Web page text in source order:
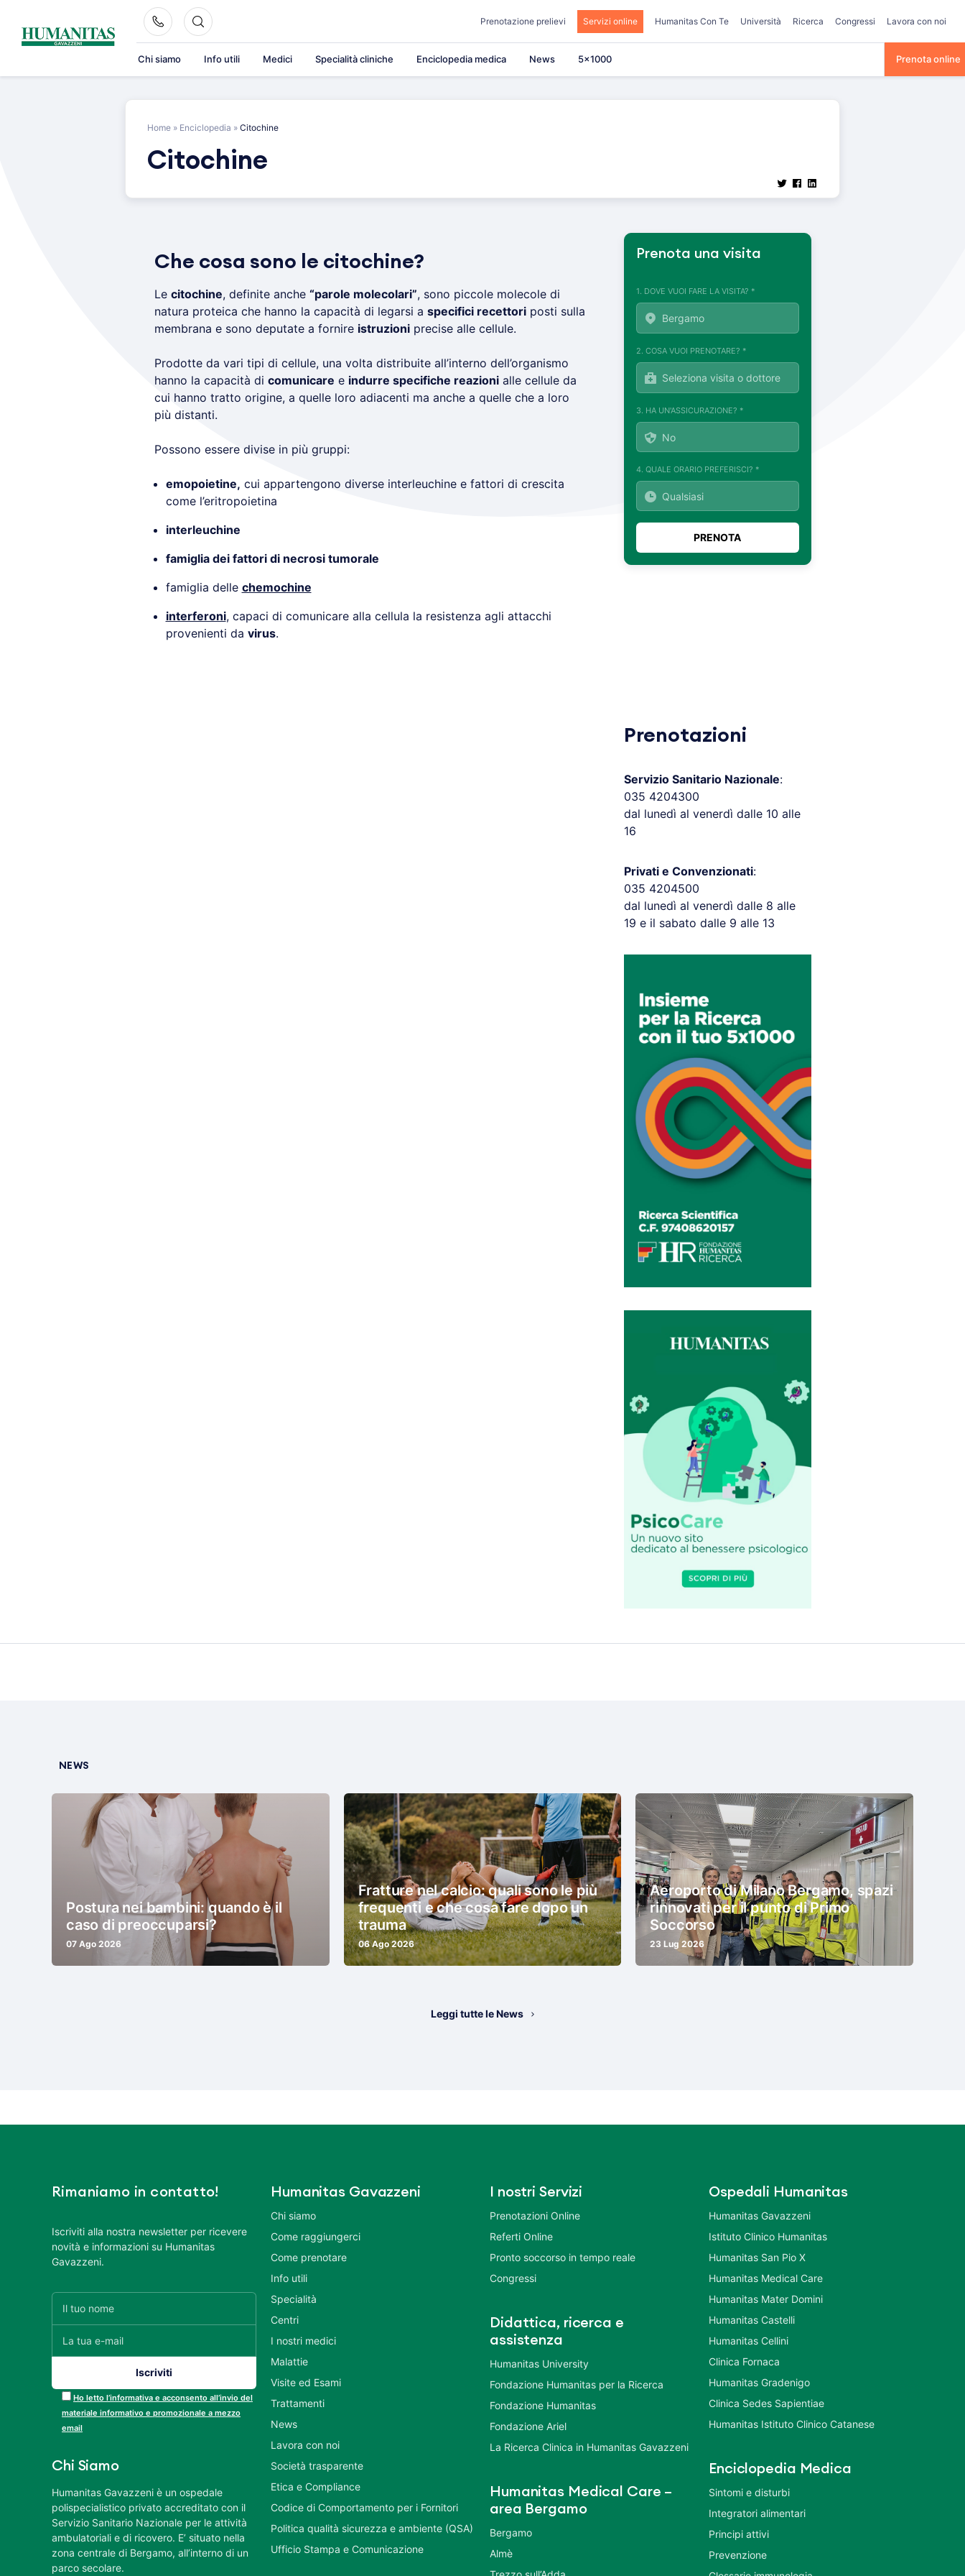
content
Prenotazione prelievi Servizi online Humanitas Con Te Università Ricerca Congressi Lavora con noi
Chi siamo Info utili Medici Specialità cliniche Enciclopedia medica News 5×1000 Prenota online
Home » Enciclopedia » Citochine
Citochine
Che cosa sono le citochine?
Le citochine, definite anche “parole molecolari”, sono piccole molecole di
natura proteica che hanno la capacità di legarsi a specifici recettoriposti sulla
membrana e sono deputate a fornire istruzioniprecise alle cellule.
Prodotte da vari tipi di cellule, una volta distribuite all’interno dell’organismo
hanno la capacità di comunicare e indurre specifiche reazionialle cellule da
cui hanno tratto origine, a quelle loro adiacenti ma anche a quelle che a loro
più distanti.
Possono essere divise in più gruppi:
emopoietine, cui appartengono diverse interleuchine e fattori di crescita
come l’eritropoietina
interleuchine
famiglia dei fattori di necrosi tumorale
famiglia delle chemochine
interferoni, capaci di comunicare alla cellula la resistenza agli attacchi
provenienti da virus.
Prenota una visita
1. DOVE VUOI FARE LA VISITA? *
2. COSA VUOI PRENOTARE? *
3. HA UN'ASSICURAZIONE? *
4. QUALE ORARIO PREFERISCI? *
Prenotazioni
Servizio Sanitario Nazionale:
035 4204300
dal lunedì al venerdì dalle 10 alle
16
Privati e Convenzionati:
035 4204500
dal lunedì al venerdì dalle 8 alle
19 e il sabato dalle 9 alle 13
NEWS
Postura nei bambini: quando è il
caso di preoccuparsi?
07 Ago 2026
Fratture nel calcio: quali sono le più
frequenti e che cosa fare dopo un
trauma
06 Ago 2026
Aeroporto di Milano Bergamo, spazi
rinnovati per il punto di Primo
Soccorso
23 Lug 2026
Leggi tutte le News
Rimaniamo in contatto!
Iscriviti alla nostra newsletter per ricevere
novità e informazioni su Humanitas
Gavazzeni.
Ho letto l’informativa e acconsento all’invio del
materiale informativo e promozionale a mezzo
email
Chi Siamo
Humanitas Gavazzeni è un ospedale
polispecialistico privato accreditato con il
Servizio Sanitario Nazionale per le attività
ambulatoriali e di ricovero. E’ situato nella
zona centrale di Bergamo, all’interno di un
parco secolare.
Humanitas Gavazzeni
Chi siamo
Come raggiungerci
Come prenotare
Info utili
Specialità
Centri
I nostri medici
Malattie
Visite ed Esami
Trattamenti
News
Lavora con noi
Società trasparente
Etica e Compliance
Codice di Comportamento per i Fornitori
Politica qualità sicurezza e ambiente (QSA)
Ufficio Stampa e Comunicazione
I nostri Servizi
Prenotazioni Online
Referti Online
Pronto soccorso in tempo reale
Congressi
Didattica, ricerca e
assistenza
Humanitas University
Fondazione Humanitas per la Ricerca
Fondazione Humanitas
Fondazione Ariel
La Ricerca Clinica in Humanitas Gavazzeni
Humanitas Medical Care –
area Bergamo
Bergamo
Almè
Ospedali Humanitas
Humanitas Gavazzeni
Istituto Clinico Humanitas
Humanitas San Pio X
Humanitas Medical Care
Humanitas Mater Domini
Humanitas Castelli
Humanitas Cellini
Clinica Fornaca
Humanitas Gradenigo
Clinica Sedes Sapientiae
Humanitas Istituto Clinico Catanese
Enciclopedia Medica
Sintomi e disturbi
Integratori alimentari
Principi attivi
Prevenzione